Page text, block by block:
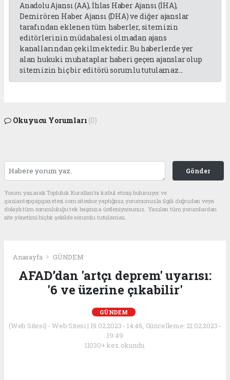
Anadolu Ajansı (AA), İhlas Haber Ajansı (İHA),
Demirören Haber Ajansı (DHA) ve diğer ajanslar
tarafından eklenen tüm haberler, sitemizin
editörlerinin müdahalesi olmadan ajans
kanallarından çekilmektedir. Bu haberlerde yer
alan hukuki muhataplar haberi geçen ajanslar olup
sitemizin hiç bir editörü sorumlu tutulamaz...
Okuyucu Yorumları (0)
Gönder
Yorum yazarak Topluluk Kuralları’nı kabul etmiş bulunuyor ve
gaziantepgapgazetesi.com sitesine yaptığınız yorumunuzla ilgili doğrudan veya
dolaylı tüm sorumluluğu tek başınıza üstleniyorsunuz. Yazılan tüm yorumlardan
site yönetimi hiçbir şekilde sorumlu tutulamaz.
Anasayfa GÜNDEM
AFAD’dan 'artçı deprem' uyarısı:
'6 ve üzerine çıkabilir'
GÜNDEM
(Web Sitesi) - Web Sitesi | 19.02.2023 - 14:46, Güncelleme: 21.02.2023 -
19:49
11030+ kez okundu.